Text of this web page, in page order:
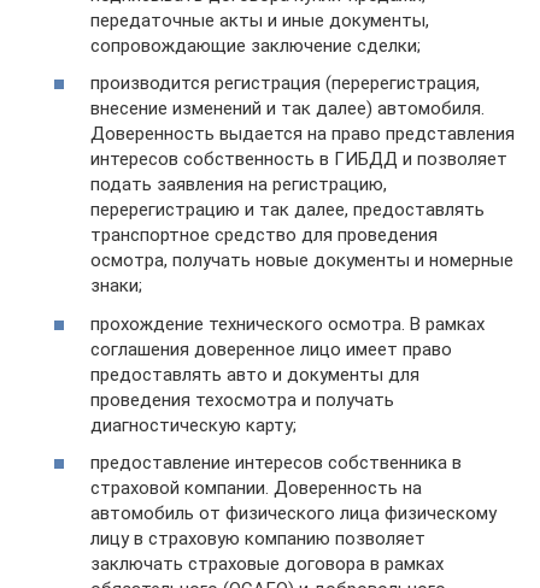
передаточные акты и иные документы,
сопровождающие заключение сделки;
производится регистрация (перерегистрация,
внесение изменений и так далее) автомобиля.
Доверенность выдается на право представления
интересов собственность в ГИБДД и позволяет
подать заявления на регистрацию,
перерегистрацию и так далее, предоставлять
транспортное средство для проведения
осмотра, получать новые документы и номерные
знаки;
прохождение технического осмотра. В рамках
соглашения доверенное лицо имеет право
предоставлять авто и документы для
проведения техосмотра и получать
диагностическую карту;
предоставление интересов собственника в
страховой компании. Доверенность на
автомобиль от физического лица физическому
лицу в страховую компанию позволяет
заключать страховые договора в рамках